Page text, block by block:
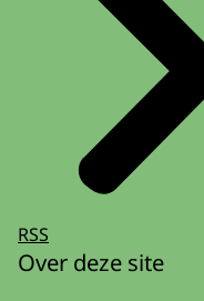
RSS
Over deze site